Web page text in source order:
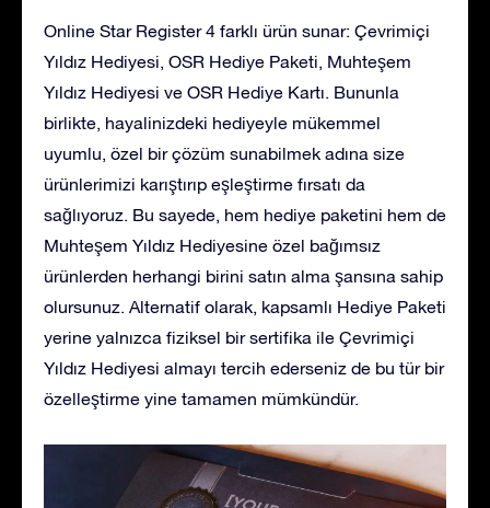
Online Star Register 4 farklı ürün sunar: Çevrimiçi
Yıldız Hediyesi, OSR Hediye Paketi, Muhteşem
Yıldız Hediyesi ve OSR Hediye Kartı. Bununla
birlikte, hayalinizdeki hediyeyle mükemmel
uyumlu, özel bir çözüm sunabilmek adına size
ürünlerimizi karıştırıp eşleştirme fırsatı da
sağlıyoruz. Bu sayede, hem hediye paketini hem de
Muhteşem Yıldız Hediyesine özel bağımsız
ürünlerden herhangi birini satın alma şansına sahip
olursunuz. Alternatif olarak, kapsamlı Hediye Paketi
yerine yalnızca fiziksel bir sertifika ile Çevrimiçi
Yıldız Hediyesi almayı tercih ederseniz de bu tür bir
özelleştirme yine tamamen mümkündür.